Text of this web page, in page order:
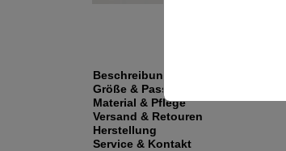
Beschreibung
Größe & Passform
Material & Pflege
Versand & Retouren
Herstellung
Service & Kontakt